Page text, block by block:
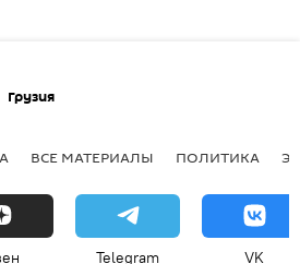
Грузия
ВСЕ МАТЕРИАЛЫ ПОЛИТИКА
Telegram VK